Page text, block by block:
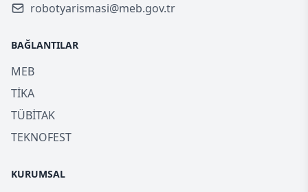
robotyarismasi@meb.gov.tr
BAĞLANTILAR
MEB
TİKA
TÜBİTAK
TEKNOFEST
KURUMSAL